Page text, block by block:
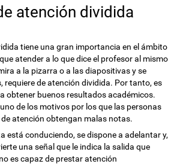
atención dividida
tiene una gran importancia en el ámbito
atender a lo que dice el profesor al mismo
a la pizarra o a las diapositivas y se
requiere de atención dividida. Por tanto, es
obtener buenos resultados académicos.
de los motivos por los que las personas
atención obtengan malas notas.
está conduciendo, se dispone a adelantar y,
una señal que le indica la salida que
es capaz de prestar atención